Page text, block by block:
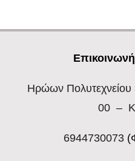
Ηρώων Πολυτεχνείου
00 –
6944730073